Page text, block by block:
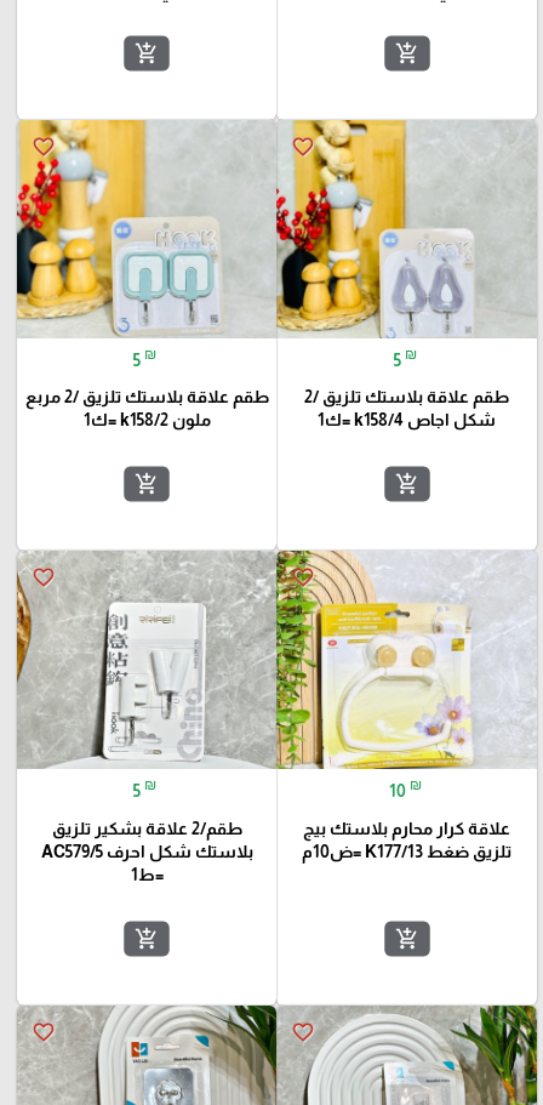
add_shopping_cart
add_shopping_cart
favorite_border
5 ₪
طقم علاقة بلاستك تلزيق /2
شكل اجاص k158/4 =ك1
add_shopping_cart
favorite_border
5 ₪
طقم علاقة بلاستك تلزيق /2 مربع
ملون k158/2 =ك1
add_shopping_cart
favorite_border
10 ₪
علاقة كرار محارم بلاستك بيج
تلزيق ضغط K177/13 =ض10م
add_shopping_cart
favorite_border
5 ₪
طقم/2 علاقة بشكير تلزيق
بلاستك شكل احرف AC579/5
=ط1
add_shopping_cart
favorite_border
favorite_border